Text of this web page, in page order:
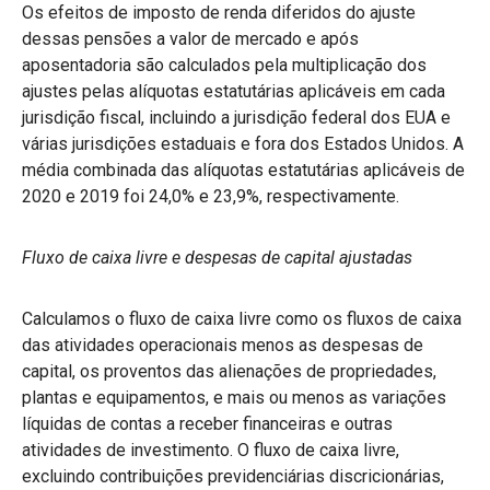
Os efeitos de imposto de renda diferidos do ajuste
dessas pensões a valor de mercado e após
aposentadoria são calculados pela multiplicação dos
ajustes pelas alíquotas estatutárias aplicáveis em cada
jurisdição fiscal, incluindo a jurisdição federal dos EUA e
várias jurisdições estaduais e fora dos Estados Unidos. A
média combinada das alíquotas estatutárias aplicáveis de
2020 e 2019 foi 24,0% e 23,9%, respectivamente.
Fluxo de caixa livre e despesas de capital ajustadas
Calculamos o fluxo de caixa livre como os fluxos de caixa
das atividades operacionais menos as despesas de
capital, os proventos das alienações de propriedades,
plantas e equipamentos, e mais ou menos as variações
líquidas de contas a receber financeiras e outras
atividades de investimento. O fluxo de caixa livre,
excluindo contribuições previdenciárias discricionárias,